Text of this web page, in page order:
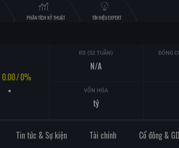
PHÂN TÍCH KỸ THUẬT TÍN HIỆU EXPERT
0.00/0%
RS (52 TUẦN)
N/A
ĐÓNG
VỐN HÓA
tỷ
Tin tức & Sự kiện Tài chính Cổ đông &